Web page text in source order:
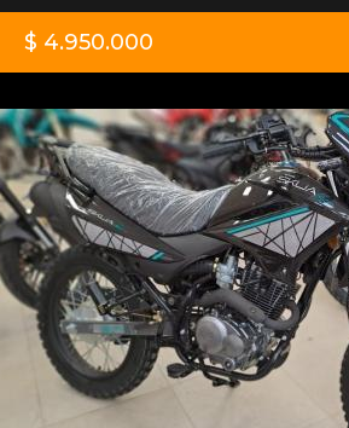
$ 4.950.000